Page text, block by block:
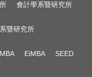
會計學系暨研究所
暨研究所
EiMBA SEED